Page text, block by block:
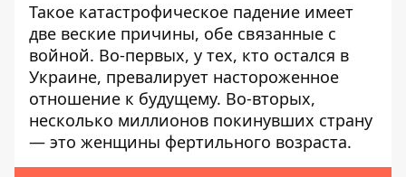
Такое катастрофическое падение имеет
две веские причины, обе связанные с
войной. Во-первых, у тех, кто остался в
Украине, превалирует настороженное
отношение к будущему. Во-вторых,
несколько миллионов покинувших страну
— это женщины фертильного возраста.